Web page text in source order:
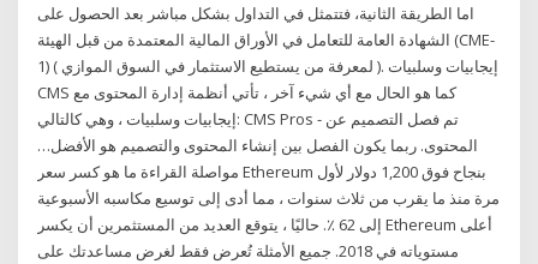
اما الطريقة الثانية، فتتمثل في التداول بشكل مباشر بعد الحصول على
الشهادة العامة للتعامل في الأوراق المالية المعتمدة من قبل الهيئة (CME-
1) ( لمعرفة من يستطيع الاستثمار في السوق الموازي ). إيجابيات وسلبيات
CMS كما هو الحال مع أي شيء آخر ، تأتي أنظمة إدارة المحتوى مع
إيجابيات وسلبيات ، وهي كالتالي: CMS Pros - تم فصل التصميم عن
المحتوى. ربما يكون الفصل بين إنشاء المحتوى والتصميم هو الأفضل…
مواصلة القراءة ما هو كسر سعر Ethereum بنجاح فوق 1,200 دولار لأول
مرة منذ ما يقرب من ثلاث سنوات ، مما أدى إلى توسيع مكاسبه الأسبوعية
إلى 62 ٪. حاليًا ، يتوقع العديد من المستثمرين أن يكسر Ethereum أعلى
مستوياته في 2018. جميع الأمثلة تُعرض فقط لغرض مساعدتك على